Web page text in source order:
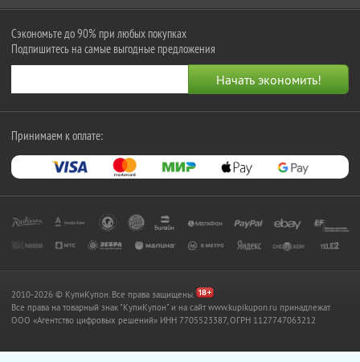
Сэкономьте до 90% при любых покупках
Подпишитесь на самые выгодные предложения
Принимаем к оплате:
2010-2026 © КупиКупон. Все права защищены.
Все права на товарный знак "КупиКупон" и на сайт www.kupikupon.ru принадлежат
OOO «Агентство цифровых решений» ИНН 7705523387, ОГРН 1127747063212